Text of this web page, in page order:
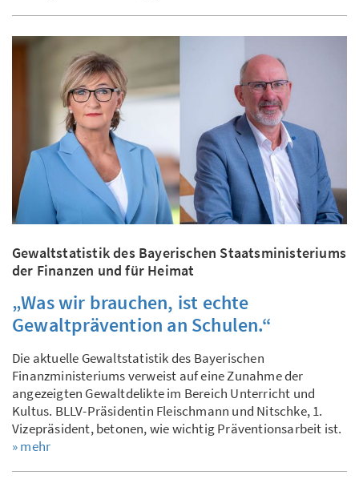
Gewaltstatistik des Bayerischen Staatsministeriums
der Finanzen und für Heimat
„Was wir brauchen, ist echte
Gewaltprävention an Schulen.“
Die aktuelle Gewaltstatistik des Bayerischen
Finanzministeriums verweist auf eine Zunahme der
angezeigten Gewaltdelikte im Bereich Unterricht und
Kultus. BLLV-Präsidentin Fleischmann und Nitschke, 1.
Vizepräsident, betonen, wie wichtig Präventionsarbeit ist.
» mehr